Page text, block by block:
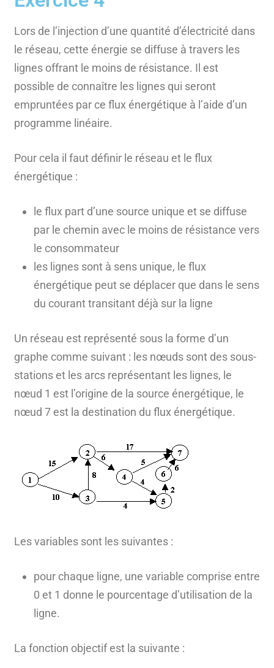
Lors de l’injection d’une quantité d’électricité dans
le réseau, cette énergie se diffuse à travers les
lignes offrant le moins de résistance. Il est
possible de connaître les lignes qui seront
empruntées par ce flux énergétique à l’aide d’un
programme linéaire.
Pour cela il faut définir le réseau et le flux
énergétique :
le flux part d’une source unique et se diffuse
par le chemin avec le moins de résistance vers
le consommateur
les lignes sont à sens unique, le flux
énergétique peut se déplacer que dans le sens
du courant transitant déjà sur la ligne
Un réseau est représenté sous la forme d’un
graphe comme suivant : les nœuds sont des sous-
stations et les arcs représentant les lignes, le
nœud 1 est l’origine de la source énergétique, le
nœud 7 est la destination du flux énergétique.
Les variables sont les suivantes :
pour chaque ligne, une variable comprise entre
0 et 1 donne le pourcentage d’utilisation de la
ligne.
La fonction objectif est la suivante :